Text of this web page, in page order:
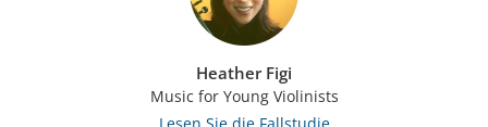
Heather Figi
Music for Young Violinists
Lesen Sie die Fallstudie